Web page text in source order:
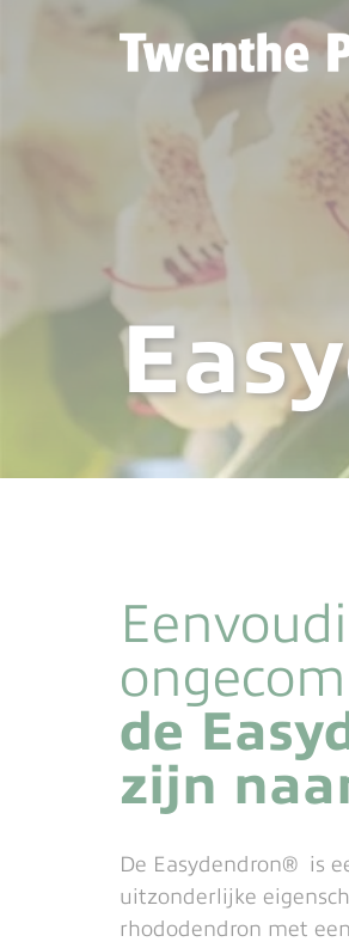
de
zijn
De Easydendron® is
uitzonderlijke
rhododendron met